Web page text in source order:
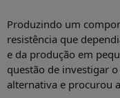
Produzindo um
resistência que
e da produção em
questão de investigar
alternativa e procurou